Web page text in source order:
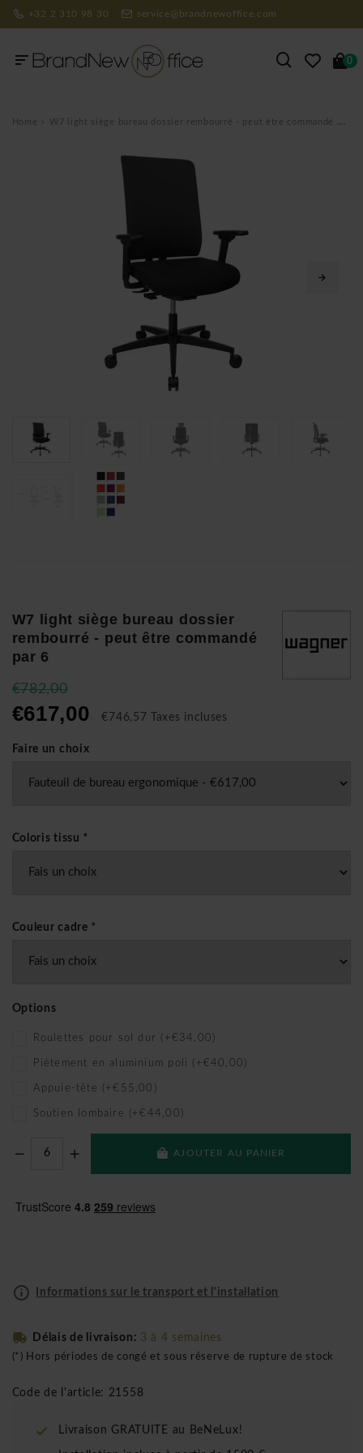
+32 2 310 98 30 service@brandnewoffice.com
0
Home W7 light siège bureau dossier rembourré - peut être commandé par 6
W7 light siège bureau dossier
rembourré - peut être commandé
par 6
€782,00
€617,00 €746,57 Taxes incluses
Faire un choix
Coloris tissu *
Couleur cadre *
Options
Roulettes pour sol dur (+€34,00)
Piètement en aluminium poli (+€40,00)
Appuie-tête (+€55,00)
Soutien lombaire (+€44,00)
AJOUTER AU PANIER
Informations sur le transport et l'installation
Délais de livraison: 3 à 4 semaines
(*) Hors périodes de congé et sous réserve de rupture de stock
Code de l'article: 21558
Livraison GRATUITE au BeNeLux!